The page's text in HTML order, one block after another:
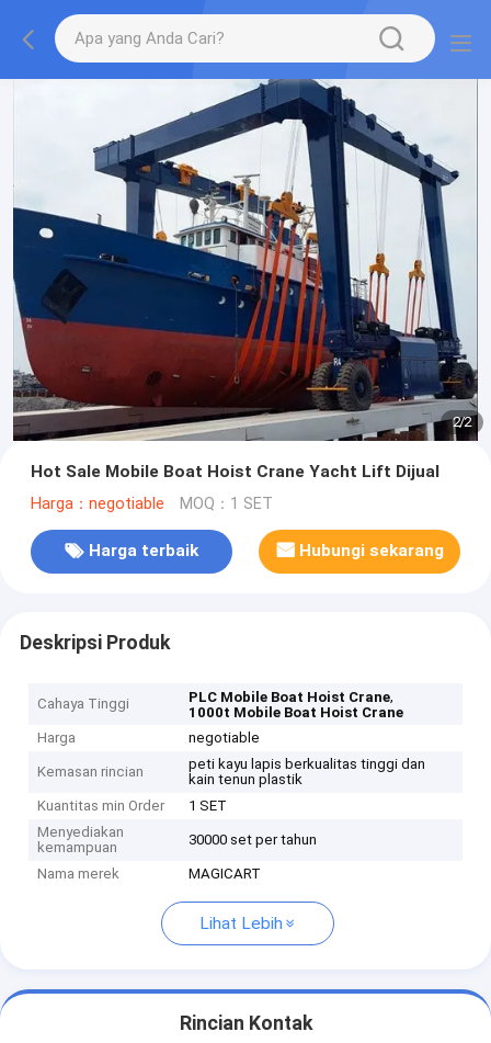
2/2
Hot Sale Mobile Boat Hoist Crane Yacht Lift Dijual
Harga：negotiable MOQ：1 SET
Harga terbaik Hubungi sekarang
Deskripsi Produk
Cahaya Tinggi PLC Mobile Boat Hoist Crane,
1000t Mobile Boat Hoist Crane
Harga
negotiable
Kemasan rincian
peti kayu lapis berkualitas tinggi dan
kain tenun plastik
Kuantitas min Order
1 SET
Menyediakan
kemampuan
30000 set per tahun
Nama merek MAGICART
Lihat Lebih
Rincian Kontak